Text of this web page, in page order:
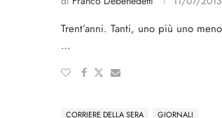
Trent’anni. Tanti, uno più uno
…
CORRIERE DELLA SERA GIORNALI